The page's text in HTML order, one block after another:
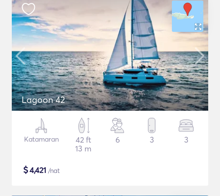
Lagoon 42
Katamaran
42 ft
13 m
6 3 3
$4,421 /nat